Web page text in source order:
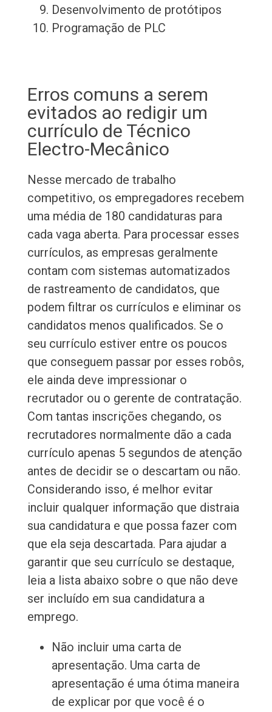
Desenvolvimento de protótipos
Programação de PLC
Erros comuns a serem
evitados ao redigir um
currículo de Técnico
Electro-Mecânico
Nesse mercado de trabalho
competitivo, os empregadores recebem
uma média de 180 candidaturas para
cada vaga aberta. Para processar esses
currículos, as empresas geralmente
contam com sistemas automatizados
de rastreamento de candidatos, que
podem filtrar os currículos e eliminar os
candidatos menos qualificados. Se o
seu currículo estiver entre os poucos
que conseguem passar por esses robôs,
ele ainda deve impressionar o
recrutador ou o gerente de contratação.
Com tantas inscrições chegando, os
recrutadores normalmente dão a cada
currículo apenas 5 segundos de atenção
antes de decidir se o descartam ou não.
Considerando isso, é melhor evitar
incluir qualquer informação que distraia
sua candidatura e que possa fazer com
que ela seja descartada. Para ajudar a
garantir que seu currículo se destaque,
leia a lista abaixo sobre o que não deve
ser incluído em sua candidatura a
emprego.
Não incluir uma carta de
apresentação. Uma carta de
apresentação é uma ótima maneira
de explicar por que você é o